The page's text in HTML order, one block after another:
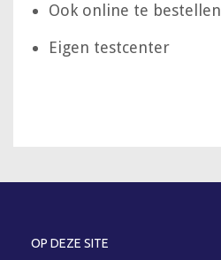
Ook online te bestellen
Eigen testcenter
OP DEZE SITE